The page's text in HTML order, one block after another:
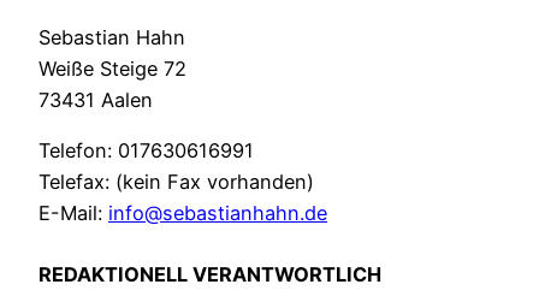
Sebastian Hahn
Weiße Steige 72
73431 Aalen
Telefon: 017630616991
Telefax: (kein Fax vorhanden)
E-Mail: info@sebastianhahn.de
REDAKTIONELL VERANTWORTLICH